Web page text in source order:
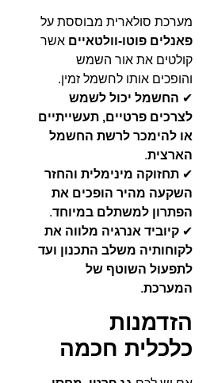
מערכת סולארית מבוססת על
פאנלים פוטו-וולטאיים אשר
קולטים את אור השמש
והופכים אותו לחשמל זמין.
✔ החשמל יכול לשמש
לצרכים פרטיים, תעשייתיים
או להימכר לרשת החשמל
הארצית.
✔תחזוקה מינימלית והחזר
השקעה מהיר הופכים את
הפתרון למשתלם במיוחד.
✔קיוביד אנרגיה מלווה את
לקוחותיה משלב התכנון ועד
לתפעול השוטף של
המערכת.
הזדמנות
כלכלית חכמה